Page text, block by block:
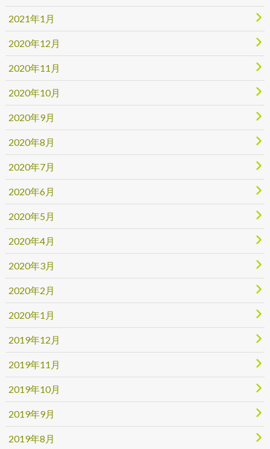
2021年1月
2020年12月
2020年11月
2020年10月
2020年9月
2020年8月
2020年7月
2020年6月
2020年5月
2020年4月
2020年3月
2020年2月
2020年1月
2019年12月
2019年11月
2019年10月
2019年9月
2019年8月